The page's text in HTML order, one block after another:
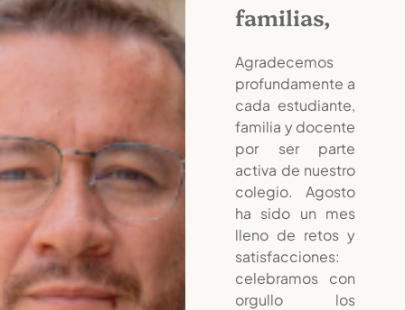
familias,
Agradecemos
profundamente a
cada estudiante,
familia y docente
por ser parte
activa de nuestro
colegio. Agosto
ha sido un mes
lleno de retos y
satisfacciones:
celebramos con
orgullo los